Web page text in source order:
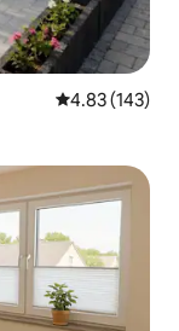
평점 4.83점(5
4.83 (143)